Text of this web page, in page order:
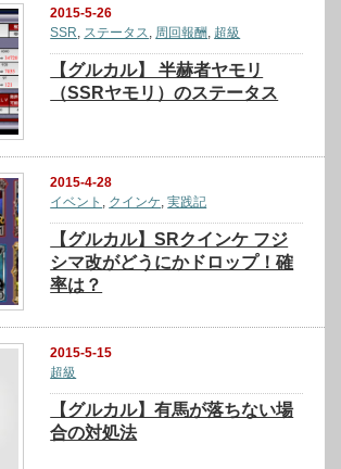
2015-5-26
SSR, ステータス, 周回報酬, 超級
【グルカル】 半赫者ヤモリ
（SSRヤモリ）のステータス
2015-4-28
イベント , クインケ,実践記
【グルカル】SRクインケ フジ
シマ改がどうにかドロップ！確
率は？
2015-5-15
超級
【グルカル】有馬が落ちない場
合の対処法